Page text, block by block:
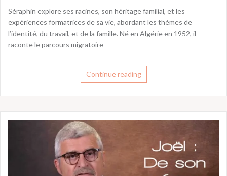
Séraphin explore ses racines, son héritage familial, et les
expériences formatrices de sa vie, abordant les thèmes de
l’identité, du travail, et de la famille. Né en Algérie en 1952, il
raconte le parcours migratoire
Continue reading